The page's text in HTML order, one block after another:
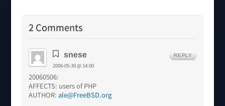
2 Comments
snese
2006-05-30 @ 14:00
20060506:
AFFECTS: users of PHP
AUTHOR:ale@FreeBSD.org
REPLY